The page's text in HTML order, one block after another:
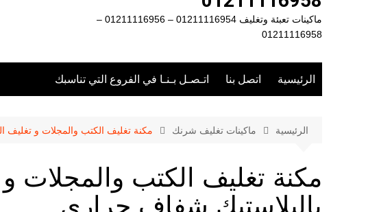
ماكينات تعبئة وتغليف 01211116954 – 01211116956 –
01211116958
الرئيسية اتصل بنا اتـصـل بـنـا في الفروع التي تناسبك
الرئيسية ماكينات تغليف شرنك مكنة تغليف الكتب والمجلات و تغليف
مكنة تغليف الكتب والمجلات
بالبلاستيك شفاف حرارى